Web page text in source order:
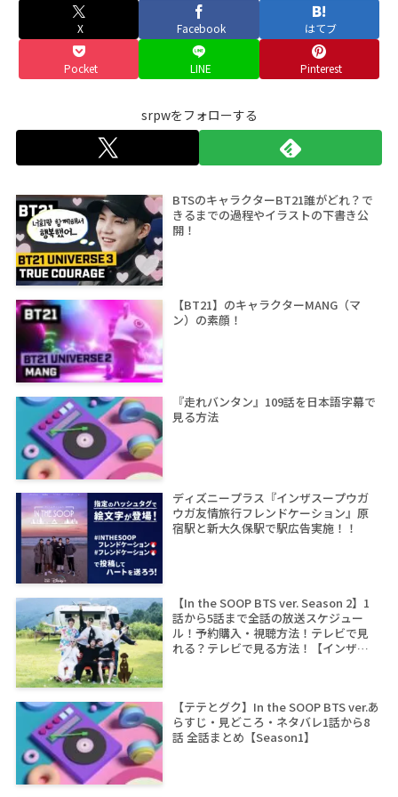
X Facebook はてブ
Pocket LINE Pinterest
srpwをフォローする
BTSのキャラクターBT21誰がどれ？で
きるまでの過程やイラストの下書き公
開！
【BT21】のキャラクターMANG（マ
ン）の素顔！
『走れバンタン』109話を日本語字幕で
見る方法
ディズニープラス『インザスープウガ
ウガ友情旅行フレンドケーション』原
宿駅と新大久保駅で駅広告実施！！
【In the SOOP BTS ver. Season 2】1
話から5話まで全話の放送スケジュー
ル！予約購入・視聴方法！テレビで見
れる？テレビで見る方法！【インザス
【テテとグク】In the SOOP BTS ver.あ
らすじ・見どころ・ネタバレ1話から8
話 全話まとめ【Season1】